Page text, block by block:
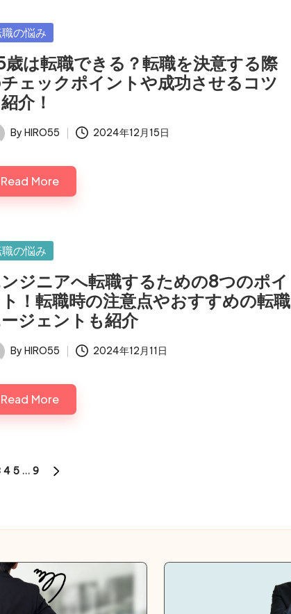
の悩み
歳は転職できる？転職を決意する際
ェックポイントや成功させるコツ
介！
By HIRO55 2024年12月15日
Read More
の悩み
ジニアへ転職するための8つのポイ
！転職時の注意点やおすすめの転職
ジェントも紹介
By HIRO55 2024年12月11日
Read More
4 5 … 9